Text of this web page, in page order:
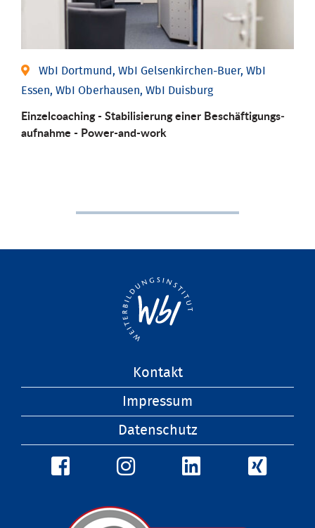
WbI Dortmund, WbI Gelsenkirchen-Buer, WbI
Essen, WbI Oberhausen, WbI Duisburg
Einzel­coaching - Stabili­sierung einer Be­schäftigungs­
aufnahme - Power-and-work
Kontakt
Impressum
Datenschutz